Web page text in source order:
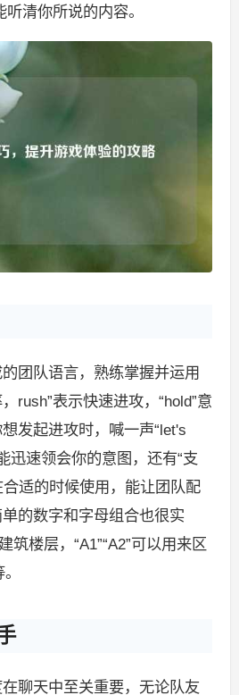
清你所说的内容。
团队语言，熟练掌握并运用
rush”表示快速进攻，“hold”意
发起进攻时，喊一声“let's
迅速领会你的意图，还有“支
合适的时候使用，能让团队配
的数字和字母组合也很实
筑楼层，“A1”“A2”可以用来区
聊天中至关重要，无论队友